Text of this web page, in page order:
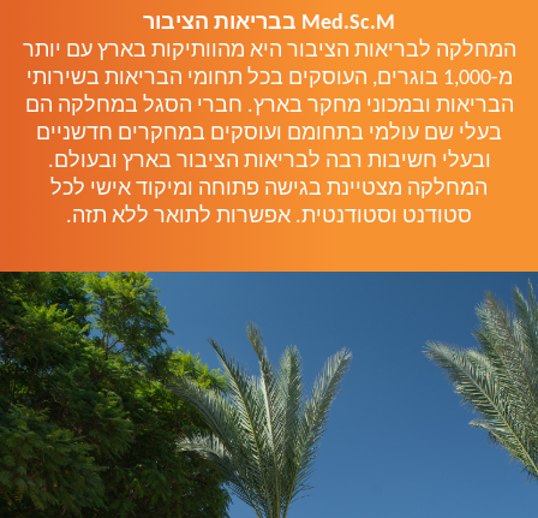
Med.Sc.M בבריאות הציבור
המחלקה לבריאות הציבור היא מהוותיקות בארץ עם יותר
מ-1,000 בוגרים, העוסקים בכל תחומי הבריאות בשירותי
הבריאות ובמכוני מחקר בארץ. חברי הסגל במחלקה הם
בעלי שם עולמי בתחומם ועוסקים במחקרים חדשניים
ובעלי חשיבות רבה לבריאות הציבור בארץ ובעולם.
המחלקה מצטיינת בגישה פתוחה ומיקוד אישי לכל
סטודנט וסטודנטית. אפשרות לתואר ללא תזה.